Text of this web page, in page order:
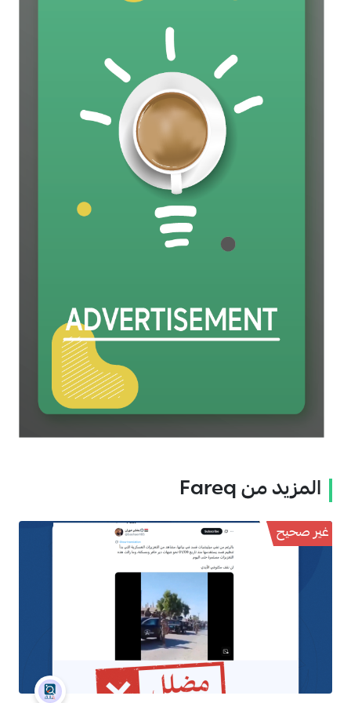
المزيد من Fareq
غير صحيح